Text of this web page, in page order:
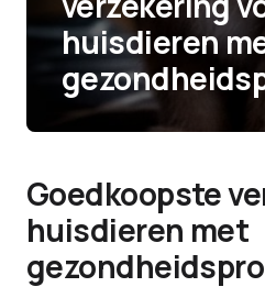
huisdieren
Goedkoopste
huisdieren met